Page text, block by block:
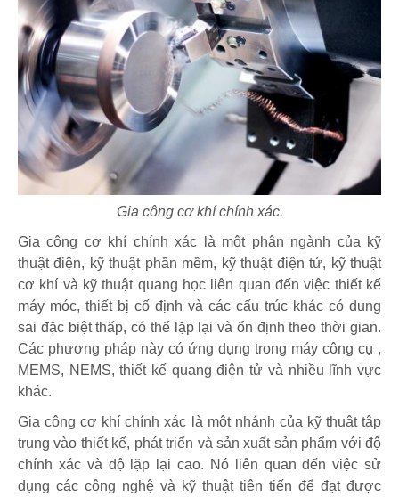
Gia công cơ khí chính xác.
Gia công cơ khí chính xác là một phân ngành của kỹ
thuật điện, kỹ thuật phần mềm, kỹ thuật điện tử, kỹ thuật
cơ khí và kỹ thuật quang học liên quan đến việc thiết kế
máy móc, thiết bị cố định và các cấu trúc khác có dung
sai đặc biệt thấp, có thể lặp lại và ổn định theo thời gian.
Các phương pháp này có ứng dụng trong máy công cụ ,
MEMS, NEMS, thiết kế quang điện tử và nhiều lĩnh vực
khác.
Gia công cơ khí chính xác là một nhánh của kỹ thuật tập
trung vào thiết kế, phát triển và sản xuất sản phẩm với độ
chính xác và độ lặp lại cao. Nó liên quan đến việc sử
dụng các công nghệ và kỹ thuật tiên tiến để đạt được